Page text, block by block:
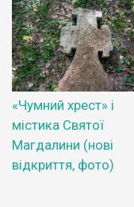
«Чумний хрест» і
містика Святої
Магдалини (нові
відкриття, фото)